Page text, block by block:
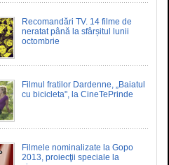
Recomandări TV. 14 filme de
neratat până la sfârșitul lunii
octombrie
Filmul fratilor Dardenne, „Baiatul
cu bicicleta", la CineTePrinde
Filmele nominalizate la Gopo
2013, proiecţii speciale la